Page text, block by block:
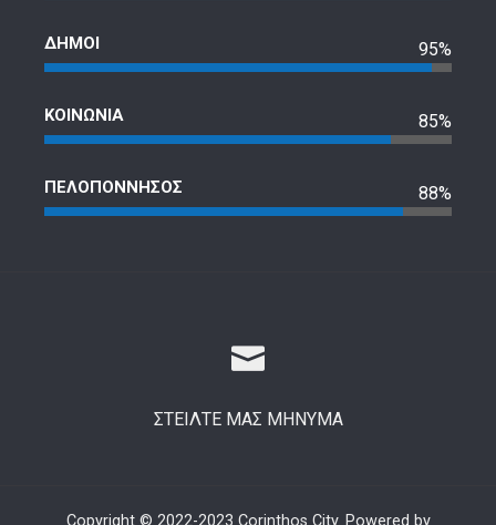
ΔΗΜΟΙ 95%
ΚΟΙΝΩΝΙΑ 85%
ΠΕΛΟΠΟΝΝΗΣΟΣ 88%
ΣΤΕΙΛΤΕ ΜΑΣ ΜΗΝΥΜΑ